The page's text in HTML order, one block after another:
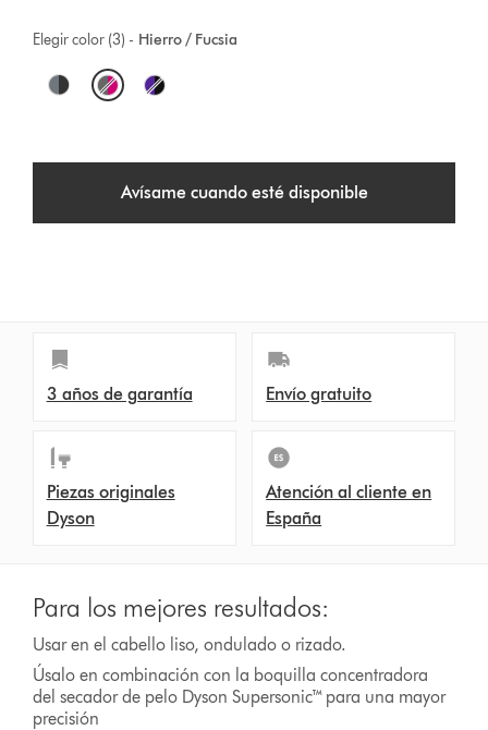
Hierro / Fucsia
Elegir color (3) -
O
t
Avísame cuando esté disponible
3 años de garantía Envío gratuito
Piezas originales
Dyson
Atención al cliente en
España
Para los mejores resultados:
Usar en el cabello liso, ondulado o rizado.
Úsalo en combinación con la boquilla concentradora
del secador de pelo Dyson Supersonic™ para una mayor
precisión